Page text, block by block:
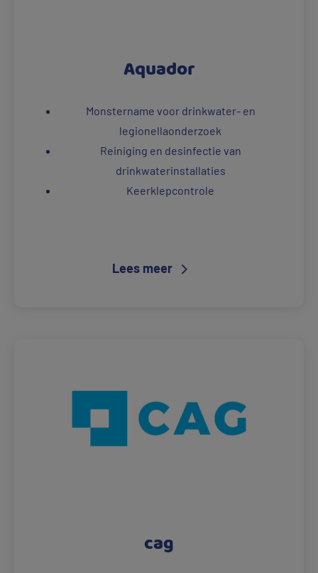
Aquador
Monstername voor drinkwater- en
legionellaonderzoek
Reiniging en desinfectie van
drinkwaterinstallaties
Keerklepcontrole
Lees meer
cag